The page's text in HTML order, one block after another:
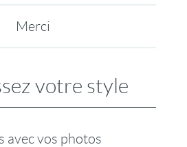
Merci
votre style
avec vos photos